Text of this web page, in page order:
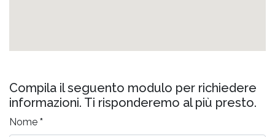
Compila il seguento modulo per richiedere
informazioni. Ti risponderemo al più presto.
Nome *